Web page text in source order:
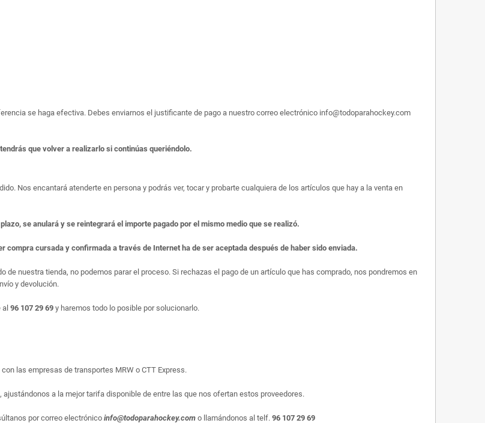
se haga efectiva. Debes enviarnos el justificante de pago a nuestro correo electrónico info@todoparahockey.com
que volver a realizarlo si continúas queriéndolo.
Nos encantará atenderte en persona y podrás ver, tocar y probarte cualquiera de los artículos que hay a la venta en
se anulará y se reintegrará el importe pagado por el mismo medio que se realizó.
cursada y confirmada a través de Internet ha de ser aceptada después de haber sido enviada.
de nuestra tienda, no podemos parar el proceso. Si rechazas el pago de un artículo que has comprado, nos pondremos en
y devolución.
96 107 29 69 y haremos todo lo posible por solucionarlo.
las empresas de transportes MRW o CTT Express.
a la mejor tarifa disponible de entre las que nos ofertan estos proveedores.
por correo electrónico info@todoparahockey.com o llamándonos al telf. 96 107 29 69